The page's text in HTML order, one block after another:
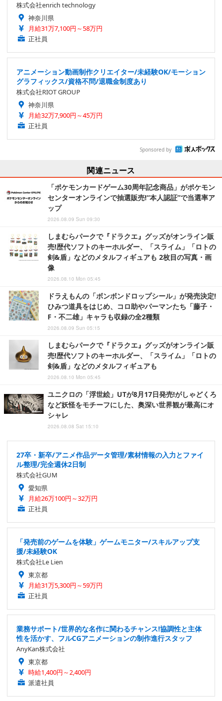
株式会社enrich technology
神奈川県
月給31万7,100円～58万円
正社員
アニメーション動画制作クリエイター/未経験OK/モーション
グラフィックス/資格不問/退職金制度あり
株式会社RIOT GROUP
神奈川県
月給32万7,900円～45万円
正社員
Sponsored by
関連ニュース
「ポケモンカードゲーム30周年記念商品」がポケモン
センターオンラインで抽選販売!“本人認証”で当選率ア
ップ
2026.08.09 Sun 09:30
しまむらパークで『ドラクエ』グッズがオンライン販
売!歴代ソフトのキーホルダー、「スライム」「ロトの
剣&盾」などのメタルフィギュアも 2枚目の写真・画
像
2026.08.10 Mon 05:45
ドラえもんの「ボンボンドロップシール」が発売決定!
ひみつ道具をはじめ、コロ助やパーマンたち「藤子・
F・不二雄」キャラも収録の全2種類
2026.08.09 Sun 05:15
しまむらパークで『ドラクエ』グッズがオンライン販
売!歴代ソフトのキーホルダー、「スライム」「ロトの
剣&盾」などのメタルフィギュアも
2026.08.10 Mon 05:45
ユニクロの「浮世絵」UTが8月17日発売!がしゃどくろ
など妖怪をモチーフにした、奥深い世界観が最高にオ
シャレ
2026.08.08 Sat 15:10
27卒・新卒/アニメ作品データ管理/素材情報の入力とファイ
ル整理/完全週休2日制
株式会社GUM
愛知県
月給26万100円～32万円
正社員
「発売前のゲームを体験」ゲームモニター/スキルアップ支
援/未経験OK
株式会社Le Lien
東京都
月給31万5,300円～59万円
正社員
業務サポート/世界的な名作に関わるチャンス!協調性と主体
性を活かす、フルCGアニメーションの制作進行スタッフ
AnyKan株式会社
東京都
時給1,400円～2,400円
派遣社員